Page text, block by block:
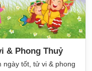
& Phong Thuỷ
tốt, tử vi & phong